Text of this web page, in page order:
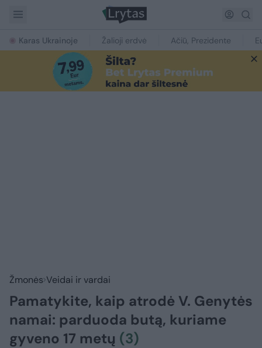
Karas Ukrainoje Žalioji erdvė Ačiū, Prezidente
Žmonės Veidai ir vardai
Pamatykite, kaip atrodė V. Genytės
namai: parduoda butą, kuriame
gyveno 17 metų (3)